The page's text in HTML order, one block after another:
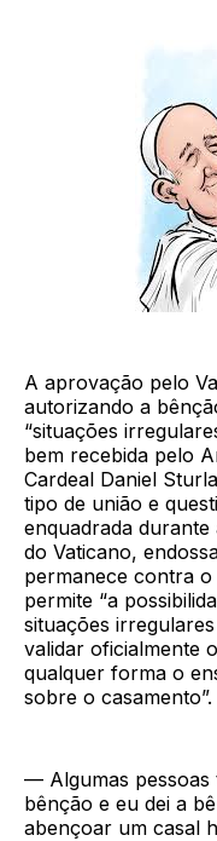
A aprovação pelo
autorizando a
“situações
bem recebida pelo
Cardeal Daniel
tipo de união e
enquadrada
do Vaticano,
permanece contra
permite “a
situações
validar oficialmente
qualquer forma o
sobre o casamento”.
— Algumas pessoas
bênção e eu dei a
abençoar um casal